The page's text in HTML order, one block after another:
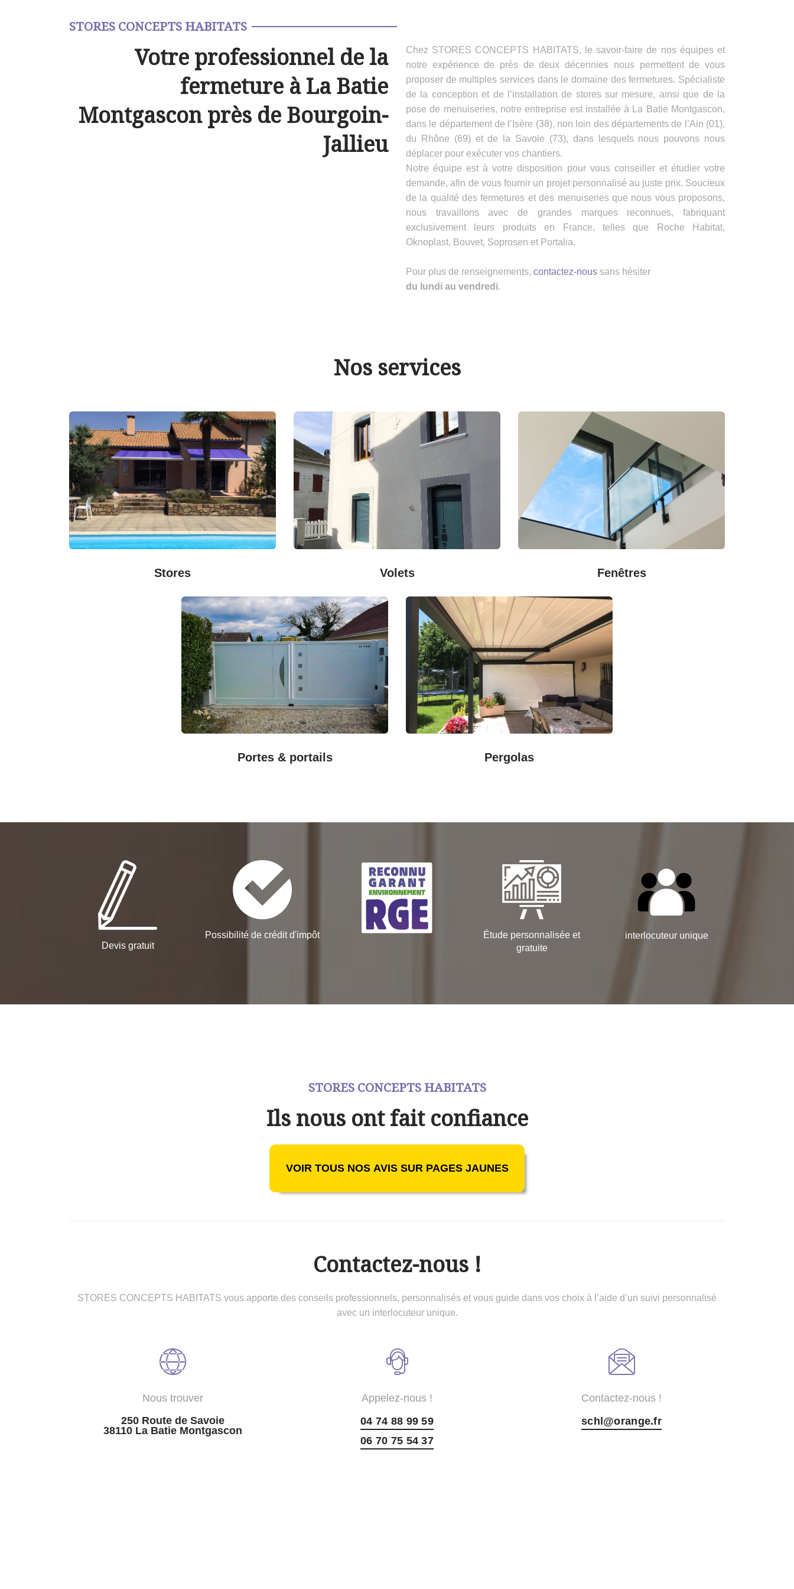
STORES CONCEPTS HABITATS
Votre professionnel de la
fermeture à La Batie
Montgascon près de Bourgoin-
Jallieu
Chez STORES CONCEPTS HABITATS, le savoir-faire de nos équipes et
notre expérience de près de deux décennies nous permettent de vous
proposer de multiples services dans le domaine des fermetures. Spécialiste
de la conception et de l’installation de stores sur mesure, ainsi que de la
pose de menuiseries, notre entreprise est installée à La Batie Montgascon,
dans le département de l’Isère (38), non loin des départements de l’Ain (01),
du Rhône (69) et de la Savoie (73), dans lesquels nous pouvons nous
déplacer pour exécuter vos chantiers.
Notre équipe est à votre disposition pour vous conseiller et étudier votre
demande, afin de vous fournir un projet personnalisé au juste prix. Soucieux
de la qualité des fermetures et des menuiseries que nous vous proposons,
nous travaillons avec de grandes marques reconnues, fabriquant
exclusivement leurs produits en France, telles que Roche Habitat,
Oknoplast, Bouvet, Soprosen et Portalia.
Pour plus de renseignements, contactez-nous sans hésiter
du lundi au vendredi.
Nos services
Stores Volets Fenêtres
Portes & portails Pergolas
Devis gratuit
Possibilité de crédit d'impôt
Étude personnalisée et
gratuite
interlocuteur unique
STORES CONCEPTS HABITATS
Ils nous ont fait confiance
VOIR TOUS NOS AVIS SUR PAGES JAUNES
Contactez-nous !
STORES CONCEPTS HABITATS vous apporte des conseils professionnels, personnalisés et vous guide dans vos choix à l’aide d’un suivi personnalisé
avec un interlocuteur unique.
Nous trouver
250 Route de Savoie
38110 La Batie Montgascon
Appelez-nous !
04 74 88 99 59
06 70 75 54 37
Contactez-nous !
schl@orange.fr